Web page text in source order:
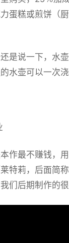
蛋糕或煎饼（
是说一下，水
水壶可以一次浇
作最不赚钱，
莱特莉，后面简
们后期制作的